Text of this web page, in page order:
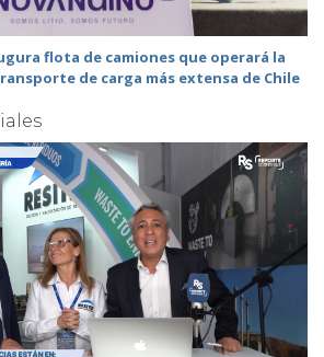
flota de camiones que operará la
de carga más extensa de Chile